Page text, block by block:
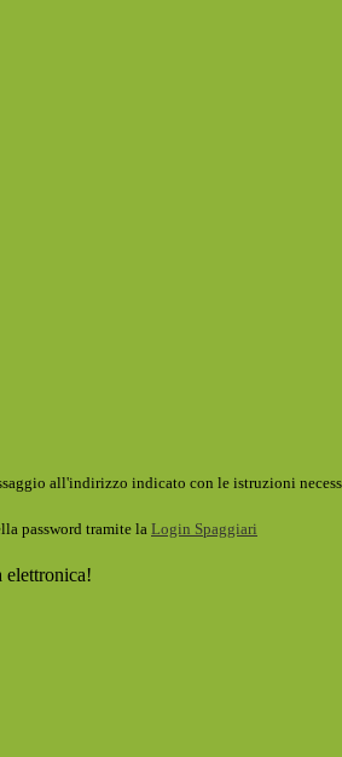
all'indirizzo indicato con le istruzioni
password tramite la Login Spaggiari
elettronica!